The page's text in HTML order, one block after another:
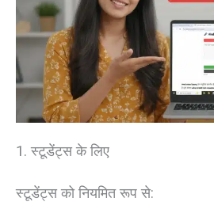
1. स्टूडेंट्स के लिए
स्टूडेंट्स को नियमित रूप से: